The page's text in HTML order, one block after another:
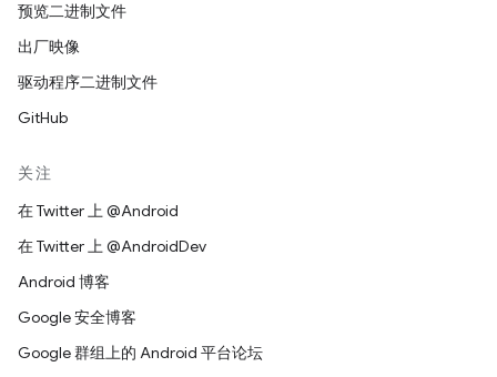
预览二进制文件
出厂映像
驱动程序二进制文件
GitHub
关注
在 Twitter 上 @Android
在 Twitter 上 @AndroidDev
Android 博客
Google 安全博客
Google 群组上的 Android 平台论坛